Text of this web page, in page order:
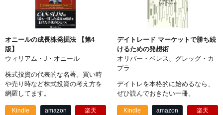
オニールの成長株発掘法 【第4
版】
ウィリアム・J・オニール
株式投資の代表的な名著。買い時
や売り時など株式投資の考え方を
網羅してます。
Kindle amazon 楽天
デイトレード マーケットで勝ち続
けるための発想術
オリバー・ベレス、グレッグ・カ
プラ
デイトレを本格的に始めるなら、
ぜひ読んでおきたい一冊。
Kindle amazon 楽天